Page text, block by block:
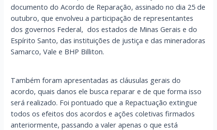
documento do Acordo de Reparação,assinado no dia 25 de
outubro, que envolveu a participação de representantes
dos governos Federal, dos estados de Minas Gerais e do
Espírito Santo, das instituições de justiça e das mineradoras
Samarco, Vale e BHP Billiton.
Também foram apresentadas as cláusulas gerais do
acordo, quais danos ele busca reparar e de que forma isso
será realizado. Foi pontuado que a Repactuação extingue
todos os efeitos dos acordos e ações coletivas firmados
anteriormente, passando a valer apenas o que está